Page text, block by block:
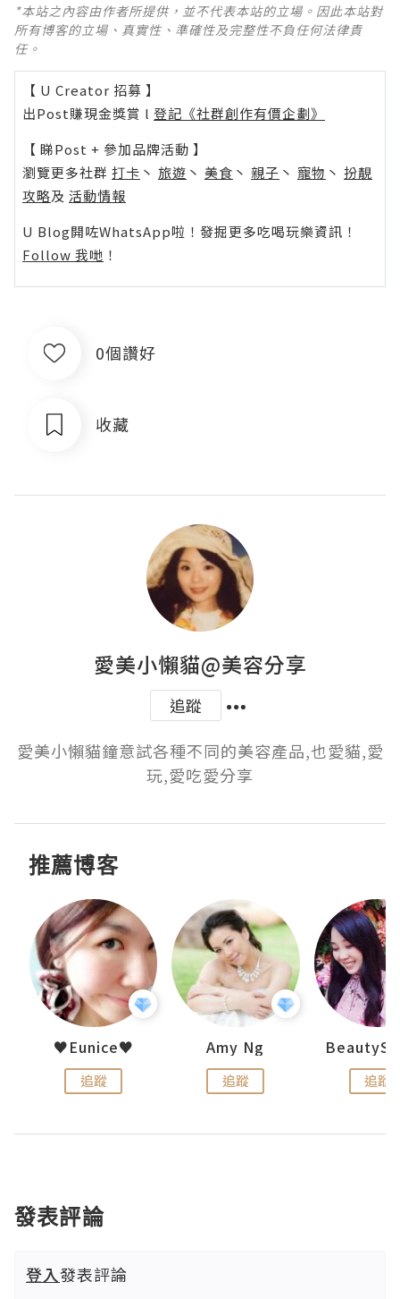
*本站之內容由作者所提供，並不代表本站的立場。因此本站對
所有博客的立場、真實性、準確性及完整性不負任何法律責
任。
【 U Creator 招募 】
出Post賺現金獎賞 l 登記《社群創作有價企劃》
【 睇Post + 參加品牌活動 】
瀏覽更多社群 打卡 丶 旅遊 丶 美食 丶 親子 丶 寵物 丶 扮靚
攻略及 活動情報
U Blog開咗WhatsApp啦！發掘更多吃喝玩樂資訊！
Follow 我哋 ！
0個讚好
收藏
愛美小懶貓@美容分享
追蹤
愛美小懶貓鐘意試各種不同的美容產品,也愛貓,愛
玩,愛吃愛分享
推薦博客
♥Eunice♥
追蹤
Amy Ng
追蹤 追蹤
發表評論
登入發表評論